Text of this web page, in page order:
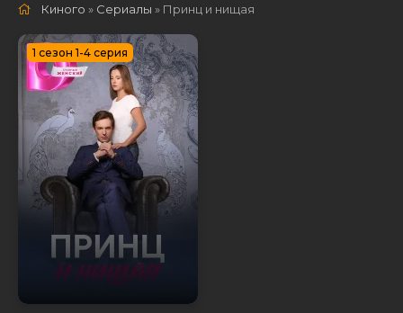
Киного » Сериалы » Принц и нищая
1 сезон 1-4 серия